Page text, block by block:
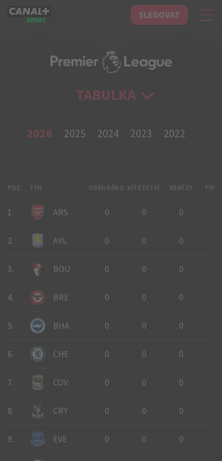
CANAL+ Sport SLEDOVAT
TABULKA
2026 2025 2024 2023 2022
POZ. TÝM ODEHRÁNO VÍTĚZSTVÍ REMÍZY
1. ARS 0 0 0
2. AVL 0 0 0
3. BOU 0 0 0
4. BRE 0 0 0
5. BHA 0 0 0
6. CHE 0 0 0
7. COV 0 0 0
8. CRY 0 0 0
9. EVE 0 0 0